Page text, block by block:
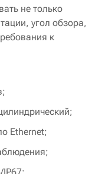
не только
угол обзора,
к
Ethernet;